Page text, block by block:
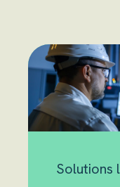
Solutions